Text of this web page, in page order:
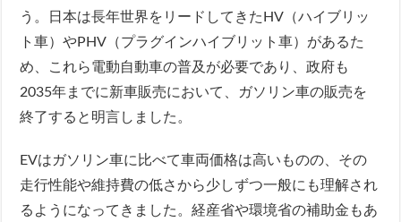
う。日本は長年世界をリードしてきたHV（ハイブリッ
ト車）やPHV（プラグインハイブリット車）があるた
め、これら電動自動車の普及が必要であり、政府も
2035年までに新車販売において、ガソリン車の販売を
終了すると明言しました。
EVはガソリン車に比べて車両価格は高いものの、その
走行性能や維持費の低さから少しずつ一般にも理解され
るようになってきました。経産省や環境省の補助金もあ